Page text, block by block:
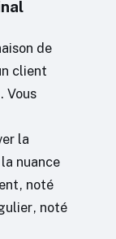
de
client
Vous
la
nuance
noté
noté